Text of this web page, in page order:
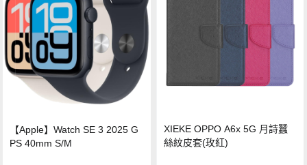
【Apple】Watch SE 3 2025 G
PS 40mm S/M
XIEKE OPPO A6x 5G 月詩蠶
絲紋皮套(玫紅)